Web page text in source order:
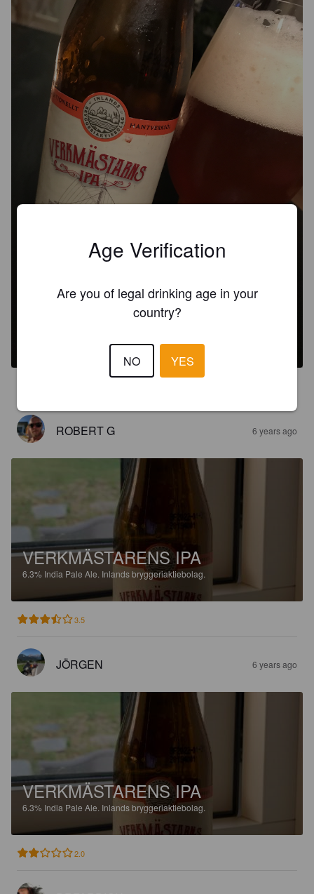
VERKMÄSTARENS IPA
ROBERT G 6 years ago
VERKMÄSTARENS IPA
6.3% India Pale Ale. Inlands bryggeriaktiebolag.
3.5
JÖRGEN 6 years ago
VERKMÄSTARENS IPA
6.3% India Pale Ale. Inlands bryggeriaktiebolag.
2.0
Age Verification
Are you of legal drinking age in your
country?
NO YES